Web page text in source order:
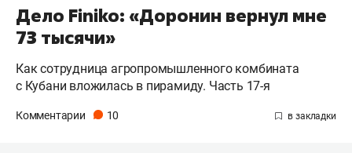
Дело Finiko: «Доронин вернул мне
73 тысячи»
Как сотрудница агропромышленного комбината
с Кубани вложилась в пирамиду. Часть 17-я
Комментарии 10